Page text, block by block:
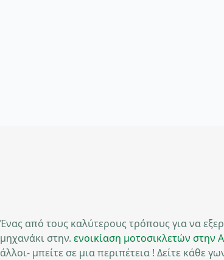
Ένας από τους καλύτερους τρόπους για να
μηχανάκι στην. ενοικίαση μοτοσικλετών στην
άλλοι- μπείτε σε μια περιπέτεια ! Δείτε κάθε